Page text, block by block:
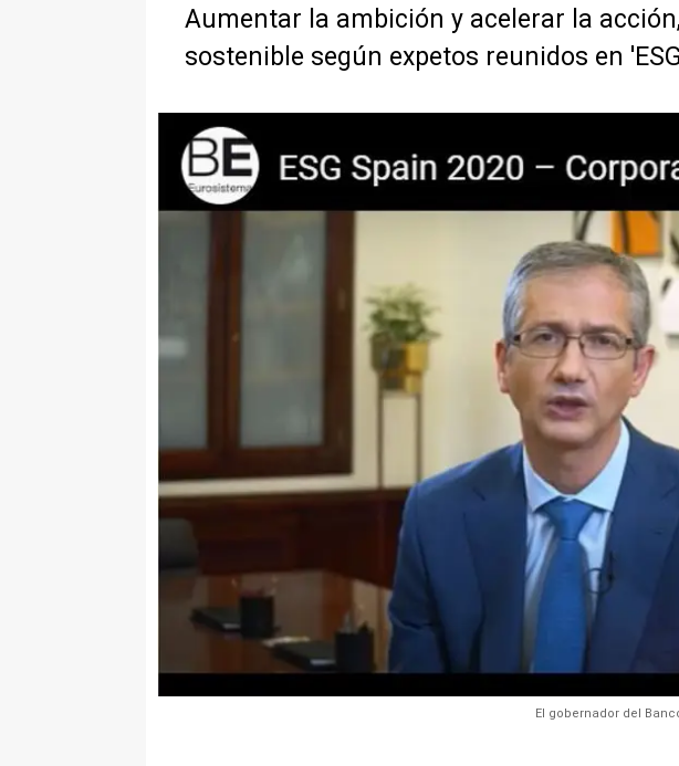
Aumentar la ambición y acelerar la
sostenible según expetos reunidos en
El gobernador del